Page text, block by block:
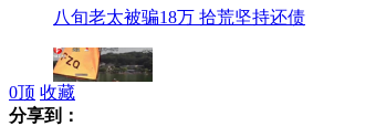
八旬老太被骗18万 拾荒坚持还债
0顶 收藏
分享到：